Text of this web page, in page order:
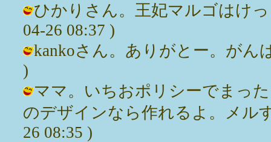
ひかりさん。王妃マルゴはけ
04-26 08:37 )
kankoさん。ありがとー。がん
)
ママ。いちおポリシーでまっ
のデザインなら作れるよ。メル
26 08:35 )